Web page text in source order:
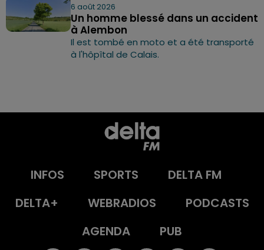
6 août 2026
Un homme blessé dans un accident
à Alembon
Il est tombé en moto et a été transporté
à l'hôpîtal de Calais.
INFOS SPORTS
DELTA FM
DELTA+
WEBRADIOS
PODCASTS
AGENDA
PUB